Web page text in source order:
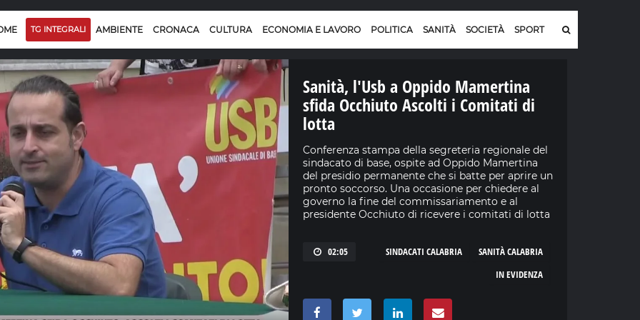
TG INTEGRALI AMBIENTE CRONACA CULTURA ECONOMIA E LAVORO POLITICA SANITÀ SOCIETÀ SPORT
Sanità, l'Usb a Oppido Mamertina
sfida Occhiuto Ascolti i Comitati di
lotta
Conferenza stampa della segreteria regionale del
sindacato di base, ospite ad Oppido Mamertina
del presidio permanente che si batte per aprire un
pronto soccorso. Una occasione per chiedere al
governo la fine del commissariamento e al
presidente Occhiuto di ricevere i comitati di lotta
02:05 SANITÀ CALABRIA
SINDACATI CALABRIA
IN EVIDENZA